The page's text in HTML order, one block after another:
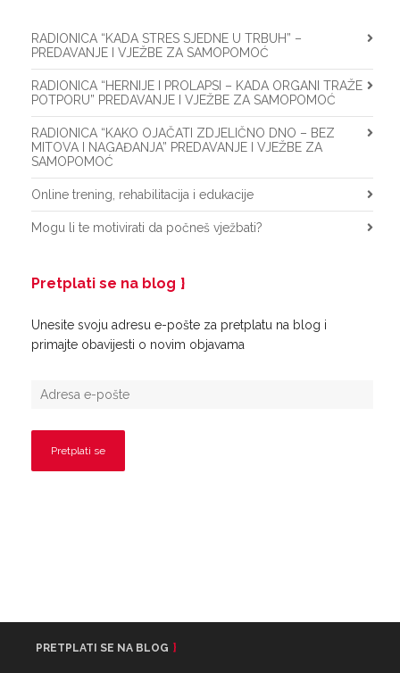
RADIONICA “KADA STRES SJEDNE U TRBUH” –
PREDAVANJE I VJEŽBE ZA SAMOPOMOĆ
RADIONICA “HERNIJE I PROLAPSI – KADA ORGANI TRAŽE
POTPORU” PREDAVANJE I VJEŽBE ZA SAMOPOMOĆ
RADIONICA “KAKO OJAČATI ZDJELIČNO DNO – BEZ
MITOVA I NAGAĐANJA” PREDAVANJE I VJEŽBE ZA
SAMOPOMOĆ
Online trening, rehabilitacija i edukacije
Mogu li te motivirati da počneš vježbati?
Pretplati se na blog
Unesite svoju adresu e-pošte za pretplatu na blog i
primajte obavijesti o novim objavama
PRETPLATI SE NA BLOG